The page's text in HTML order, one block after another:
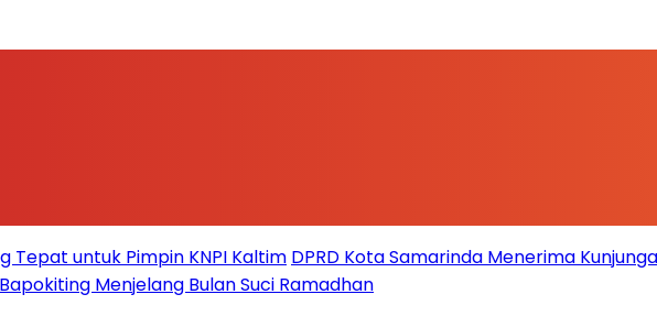
Tepat untuk Pimpin KNPI Kaltim DPRD Kota Samarinda Menerima
Menjelang Bulan Suci Ramadhan